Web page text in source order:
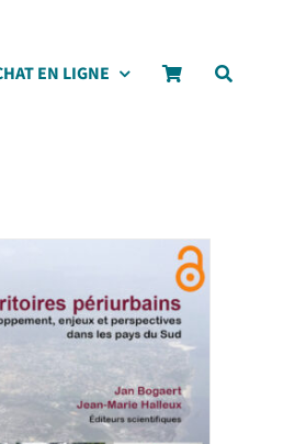
EN LIGNE